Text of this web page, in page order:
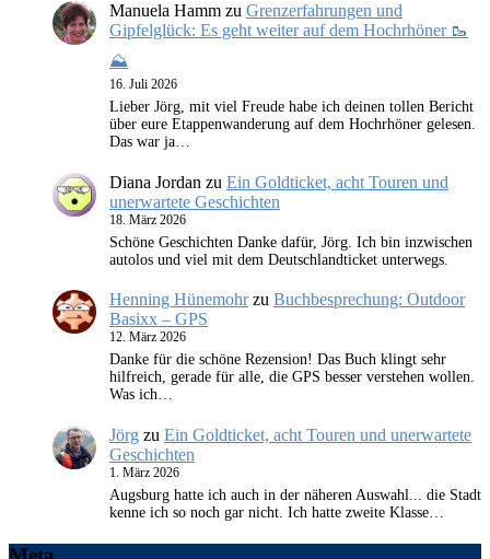
Manuela Hamm zu Grenzerfahrungen und
Gipfelglück: Es geht weiter auf dem Hochrhöner 🥾
⛰️
16. Juli 2026
Lieber Jörg, mit viel Freude habe ich deinen tollen Bericht
über eure Etappenwanderung auf dem Hochrhöner gelesen.
Das war ja…
Diana Jordan zu Ein Goldticket, acht Touren und
unerwartete Geschichten
18. März 2026
Schöne Geschichten Danke dafür, Jörg. Ich bin inzwischen
autolos und viel mit dem Deutschlandticket unterwegs.
Henning Hünemohrzu Buchbesprechung: Outdoor
Basixx – GPS
12. März 2026
Danke für die schöne Rezension! Das Buch klingt sehr
hilfreich, gerade für alle, die GPS besser verstehen wollen.
Was ich…
Jörg zu Ein Goldticket, acht Touren und unerwartete
Geschichten
1. März 2026
Augsburg hatte ich auch in der näheren Auswahl... die Stadt
kenne ich so noch gar nicht. Ich hatte zweite Klasse…